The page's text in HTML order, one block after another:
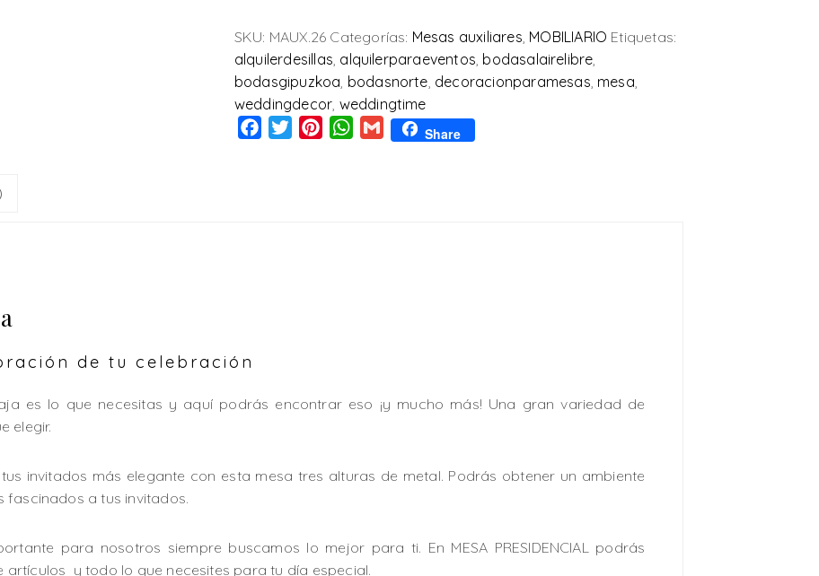
SKU: MAUX.26 Categorías: Mesas auxiliares MOBILIARIO Etiquetas:
alquilerdesillas alquilerparaeventos bodasalairelibre
bodasgipuzkoa bodasnorte decoracionparamesas mesa
weddingdecor weddingtime
Facebook
TwitterPinterestWhatsApp
Gmail Share
de tu celebración
es lo que necesitas y aquí podrás encontrar eso ¡y mucho más! Una gran variedad de
elegir.
invitados más elegante con esta mesa tres alturas de metal. Podrás obtener un ambiente
a tus invitados.
para nosotros siempre buscamos lo mejor para ti. En MESA PRESIDENCIAL podrás
y todo lo que necesites para tu día especial.